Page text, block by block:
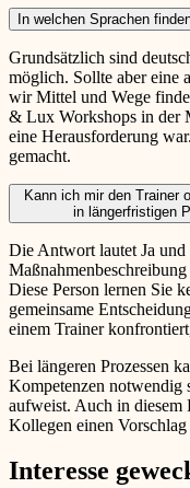
In welchen Sprachen
Grundsätzlich sind
möglich. Sollte aber eine
wir Mittel und Wege
& Lux Workshops in der
eine Herausforderung
gemacht.
Kann ich mir den Trainer
in längerfristigen
Die Antwort lautet Ja
Diese Person lernen Sie
gemeinsame
einem Trainer
Bei längeren Prozessen
Kompetenzen notwendig
aufweist. Auch in diesem
Kollegen einen
Interesse